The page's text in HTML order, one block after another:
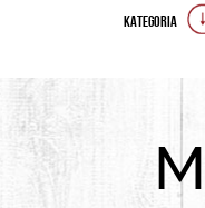
KATEGORIA